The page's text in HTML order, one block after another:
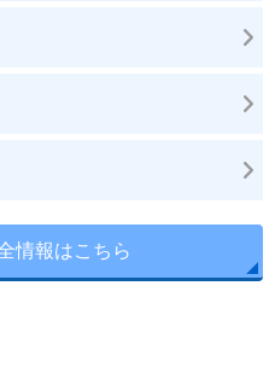
情報はこちら